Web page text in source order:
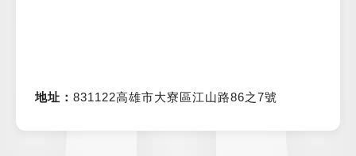
地址： 831122高雄市大寮區江山路86之7號